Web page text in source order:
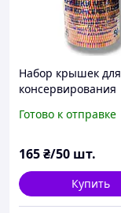
Набор крышек для
консервирования
Готово к отправке
165₴/50 шт.
Купить